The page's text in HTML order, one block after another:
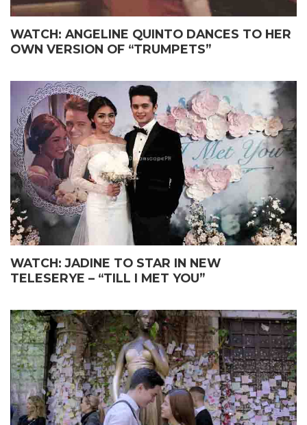
WATCH: ANGELINE QUINTO DANCES TO HER
OWN VERSION OF “TRUMPETS”
WATCH: JADINE TO STAR IN NEW
TELESERYE – “TILL I MET YOU”